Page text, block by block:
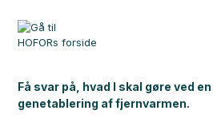
Få svar på, hvad I skal gøre ved
genetablering af fjernvarmen.